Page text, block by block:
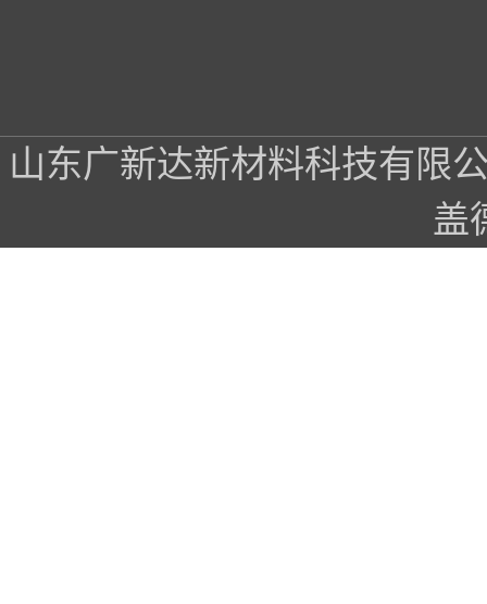
山东广新达新材料科技有限
盖